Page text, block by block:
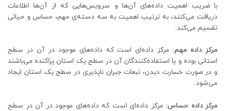
با ضریب اهمیت داده‌های آن‌ها و سرویس‌هایی که از آن‌ها اطلاعات
دریافت می‌کنند، به ترتیب اهمیت به سه دسته‌ی مهم، حساس و حیاتی
تقسیم می‌کند:
مرکز داده مهم: مرکز داده‌ای است که داده‌های موجود در آن در سطح
استانی بوده و یا استفاده‌کنندگان آن در سطح یک استان پراکنده می‌باشند
و در صورت خسارت دیدن، تبعات جبران ناپذیری در سطح یک استان ایجاد
می‌شود.
مرکز داده حساس: مرکز داده‌ای است که داده‌های موجود در آن در سطح